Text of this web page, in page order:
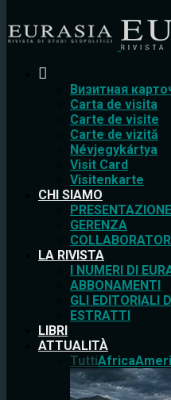
Bизитная
Carta de visita
Carte de visite
Carte de vizită
Névjegykártya
Visit Card
Visitenkarte
CHI SIAMO
PRESENTAZIONE
GERENZA
LA RIVISTA
I NUMERI DI
ABBONAMENTI
GLI EDITORIALI
ESTRATTI
LIBRI
ATTUALITÀ
TuttiAfrica